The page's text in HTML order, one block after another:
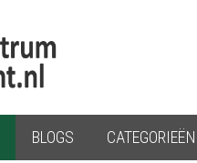
BLOGS CATEGORIEËN